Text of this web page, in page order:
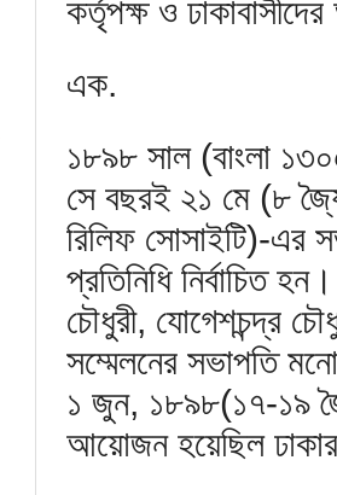
কর্তৃপক্ষ ও
এক.
১৮৯৮ সাল (বাংলা
সে বছরই ২১ মে (৮
রিলিফ সোসাইটি)-এর
প্রতিনিধি নির্বাচিত
চৌধুরী, যোগেশচন্দ্র
সম্মেলনের সভাপতি
১ জুন, ১৮৯৮(১৭-১৯
আয়োজন হয়েছিল